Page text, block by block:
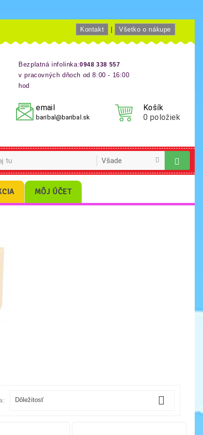
Kontakt Všetko o nákupe
Bezplatná infolinka:0948 338 557
v pracovných dňoch od 8:00 - 16:00
hod
Košík
0 položiek
email
baribal@baribal.sk
MÔJ ÚČET
Dôležitosť 